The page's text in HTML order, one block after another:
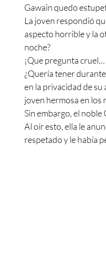
Gawain quedo
La joven respondió
aspecto horrible y la
noche?
¡Que pregunta
¿Quería tener
en la privacidad de su
joven hermosa en los
Sin embargo, el noble
Al oír esto, ella le
respetado y le había